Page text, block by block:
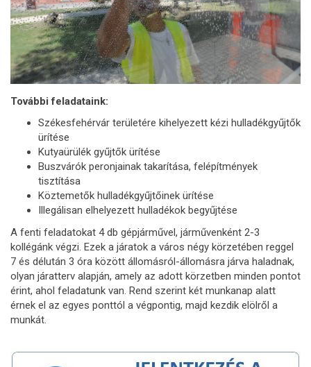
További feladataink:
Székesfehérvár területére kihelyezett kézi hulladékgyűjtők
ürítése
Kutyaürülék gyűjtők ürítése
Buszvárók peronjainak takarítása, felépítmények
tisztítása
Köztemetők hulladékgyűjtőinek ürítése
Illegálisan elhelyezett hulladékok begyűjtése
A fenti feladatokat 4 db gépjárművel, járművenként 2-3
kollégánk végzi. Ezek a járatok a város négy körzetében reggel
7 és délután 3 óra között állomásról-állomásra járva haladnak,
olyan járatterv alapján, amely az adott körzetben minden pontot
érint, ahol feladatunk van. Rend szerint két munkanap alatt
érnek el az egyes ponttól a végpontig, majd kezdik elölről a
munkát.